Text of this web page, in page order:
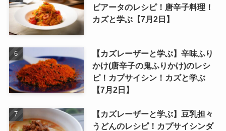
ビアータのレシピ！唐辛子料理！
カズと学ぶ【7月2日】
【カズレーザーと学ぶ】辛味ふり
かけ(唐辛子の鬼ふりかけ)のレシ
ピ！カプサイシン！カズと学ぶ
【7月2日】
【カズレーザーと学ぶ】豆乳担々
うどんのレシピ！カプサイシンダ